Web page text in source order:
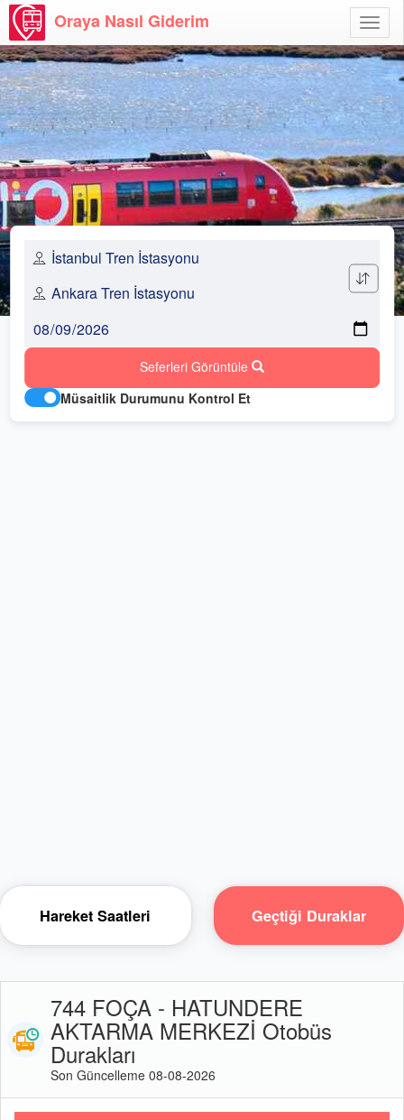
Aç
Oraya Nasıl Giderim
Seferleri Görüntüle
Müsaitlik Durumunu Kontrol Et
Hareket Saatleri Geçtiği Duraklar
744 FOÇA - HATUNDERE
AKTARMA MERKEZİ Otobüs
Durakları
Son Güncelleme 08-08-2026